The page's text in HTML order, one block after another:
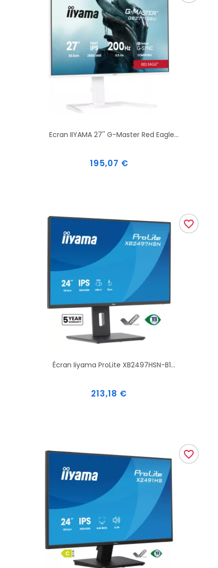
Ecran IIYAMA 27'' G-Master Red Eagle...
Prix
195,07 €
Écran Iiyama ProLite XB2497HSN-B1...
Prix
213,18 €
favorite_border
favorite_border